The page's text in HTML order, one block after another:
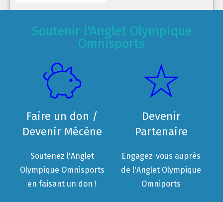
Soutenir l'Anglet Olympique
Omnisports
Faire un don /
Devenir Mécène
Soutenez l'Anglet
Olympique Omnisports
en faisant un don !
Devenir
Partenaire
Engagez-vous auprès
de l'Anglet Olympique
Omniports